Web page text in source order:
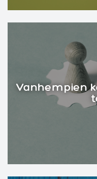
Vanhempien